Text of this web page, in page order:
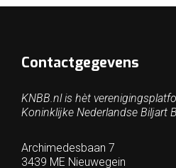
Contactgegevens
KNBB.nl is hèt
Koninklijke Nederlandse Biljart
Archimedesbaan 7
3439 ME Nieuwegein